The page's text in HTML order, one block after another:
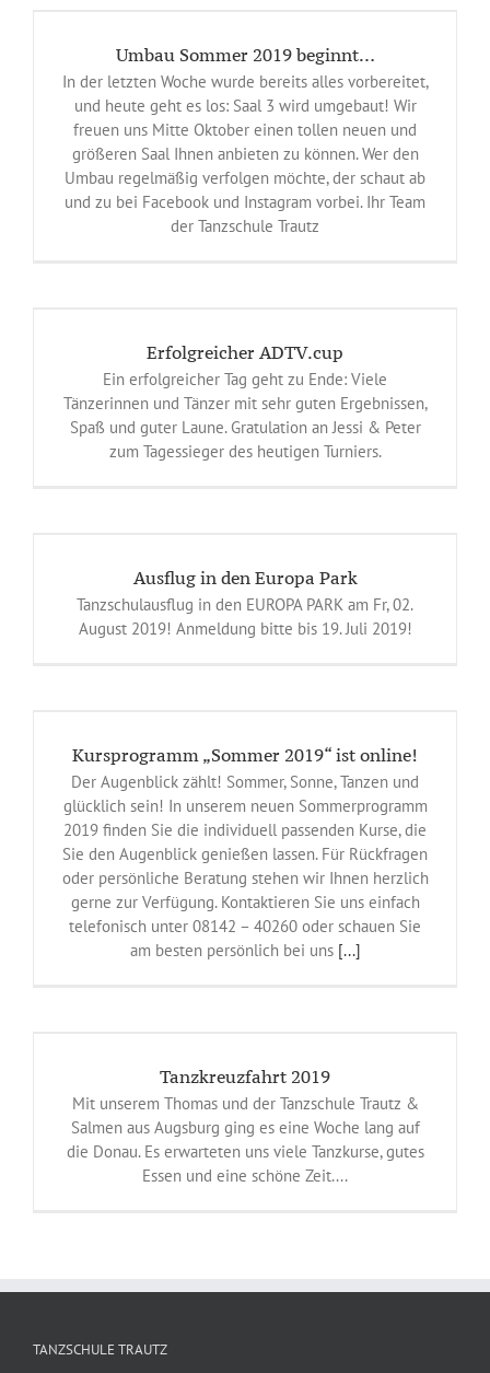
Umbau Sommer 2019 beginnt…
In der letzten Woche wurde bereits alles vorbereitet,
und heute geht es los: Saal 3 wird umgebaut! Wir
freuen uns Mitte Oktober einen tollen neuen und
größeren Saal Ihnen anbieten zu können. Wer den
Umbau regelmäßig verfolgen möchte, der schaut ab
und zu bei Facebook und Instagram vorbei. Ihr Team
der Tanzschule Trautz
Erfolgreicher ADTV.cup
Ein erfolgreicher Tag geht zu Ende: Viele
Tänzerinnen und Tänzer mit sehr guten Ergebnissen,
Spaß und guter Laune. Gratulation an Jessi & Peter
zum Tagessieger des heutigen Turniers.
Ausflug in den Europa Park
Tanzschulausflug in den EUROPA PARK am Fr, 02.
August 2019! Anmeldung bitte bis 19. Juli 2019!
Kursprogramm „Sommer 2019“ ist online!
Der Augenblick zählt! Sommer, Sonne, Tanzen und
glücklich sein! In unserem neuen Sommerprogramm
2019 finden Sie die individuell passenden Kurse, die
Sie den Augenblick genießen lassen. Für Rückfragen
oder persönliche Beratung stehen wir Ihnen herzlich
gerne zur Verfügung. Kontaktieren Sie uns einfach
telefonisch unter 08142 – 40260 oder schauen Sie
am besten persönlich bei uns [...]
Tanzkreuzfahrt 2019
Mit unserem Thomas und der Tanzschule Trautz &
Salmen aus Augsburg ging es eine Woche lang auf
die Donau. Es erwarteten uns viele Tanzkurse, gutes
Essen und eine schöne Zeit....
TANZSCHULE TRAUTZ